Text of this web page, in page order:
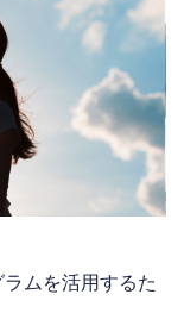
ムを活用するた